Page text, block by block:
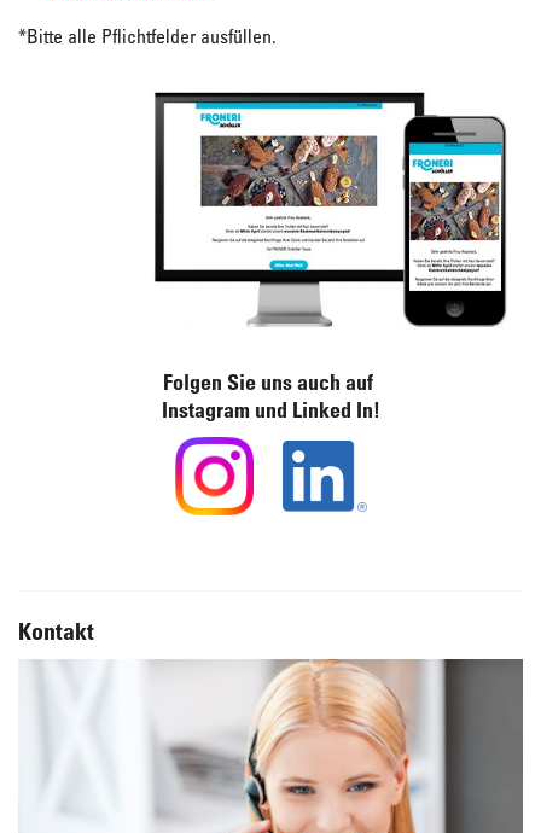
*Bitte alle Pflichtfelder ausfüllen.
Folgen Sie uns auch auf
Instagram und Linked In!
Kontakt